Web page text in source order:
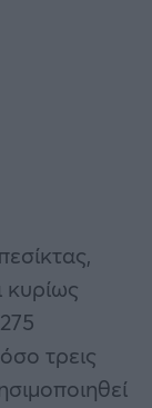
κυρίως
τρεις